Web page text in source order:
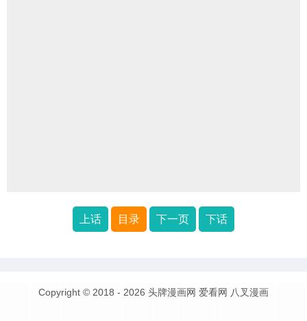
上话 目录 下一页 下话
Copyright © 2018 - 2026 头牌漫画网 爱看网 八叉漫画